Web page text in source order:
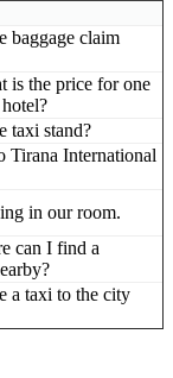
baggage claim
is the price for one
taxi stand?
Tirana International
in our room.
can I find a
a taxi to the city